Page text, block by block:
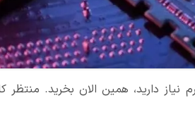
نیاز دارید، همین الان بخرید.